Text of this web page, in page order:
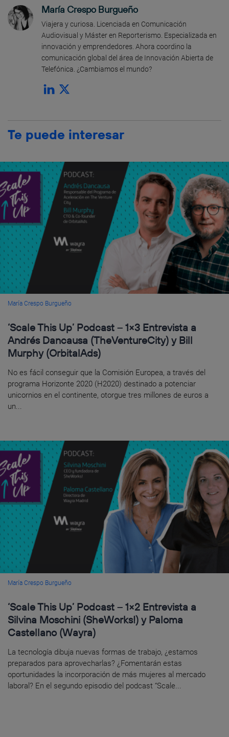
María Crespo Burgueño
Viajera y curiosa. Licenciada en Comunicación
Audiovisual y Máster en Reporterismo. Especializada en
innovación y emprendedores. Ahora coordino la
comunicación global del área de Innovación Abierta de
Telefónica. ¿Cambiamos el mundo?
Te puede interesar
María Crespo Burgueño
‘Scale This Up’ Podcast – 1×3 Entrevista a
Andrés Dancausa (TheVentureCity) y Bill
Murphy (OrbitalAds)
No es fácil conseguir que la Comisión Europea, a través del
programa Horizonte 2020 (H2020) destinado a potenciar
unicornios en el continente, otorgue tres millones de euros a
un...
María Crespo Burgueño
‘Scale This Up’ Podcast – 1×2 Entrevista a
Silvina Moschini (SheWorks!) y Paloma
Castellano (Wayra)
La tecnología dibuja nuevas formas de trabajo, ¿estamos
preparados para aprovecharlas? ¿Fomentarán estas
oportunidades la incorporación de más mujeres al mercado
laboral? En el segundo episodio del podcast “Scale...